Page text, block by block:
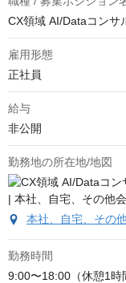
CX領域 AI/Dataコンサ
雇用形態
正社員
給与
非公開
勤務地の所在地/地図
本社、自宅、その
勤務時間
9:00〜18:00（休憩1時